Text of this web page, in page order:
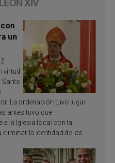
XIV
un
virtud
Santa
La ordenación tuvo lugar
antes tuvo que
la Iglesia local con la
la identidad de las